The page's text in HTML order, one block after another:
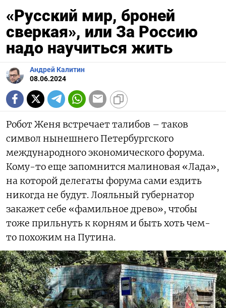
«Русский мир, броней
сверкая», или За Россию
надо научиться жить
Андрей Калитин
08.06.2024
Робот Женя встречает талибов – таков
символ нынешнего Петербургского
международного экономического форума.
Кому-то еще запомнится малиновая «Лада»,
на которой делегаты форума сами ездить
никогда не будут. Лояльный губернатор
закажет себе «фамильное древо», чтобы
тоже прильнуть к корням и быть хоть чем-
то похожим на Путина.